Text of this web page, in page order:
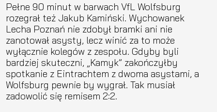
Pełne 90 minut w barwach VfL Wolfsburg
rozegrał też Jakub Kamiński. Wychowanek
Lecha Poznań nie zdobył bramki ani nie
zanotował asysty, lecz winić za to może
wyłącznie kolegów z zespołu. Gdyby byli
bardziej skuteczni, „Kamyk” zakończyłby
spotkanie z Eintrachtem z dwoma asystami, a
Wolfsburg pewnie by wygrał. Tak musiał
zadowolić się remisem 2:2.